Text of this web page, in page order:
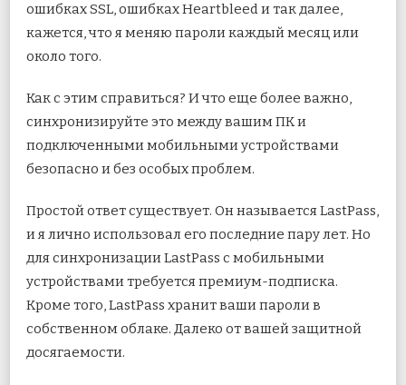
ошибках SSL, ошибках Heartbleed и так далее,
кажется, что я меняю пароли каждый месяц или
около того.
Как с этим справиться? И что еще более важно,
синхронизируйте это между вашим ПК и
подключенными мобильными устройствами
безопасно и без особых проблем.
Простой ответ существует. Он называется LastPass,
и я лично использовал его последние пару лет. Но
для синхронизации LastPass с мобильными
устройствами требуется премиум-подписка.
Кроме того, LastPass хранит ваши пароли в
собственном облаке. Далеко от вашей защитной
досягаемости.